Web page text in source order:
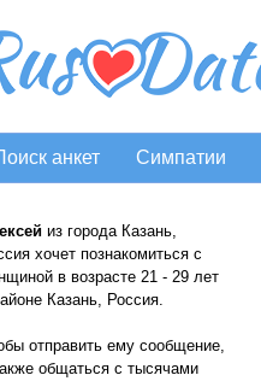
анкет Симпатии
из города Казань,
хочет познакомиться с
в возрасте 21 - 29 лет
Казань, Россия.
отправить ему сообщение,
общаться с тысячами